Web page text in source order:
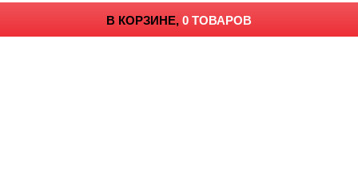
В КОРЗИНЕ, 0 ТОВАРОВ